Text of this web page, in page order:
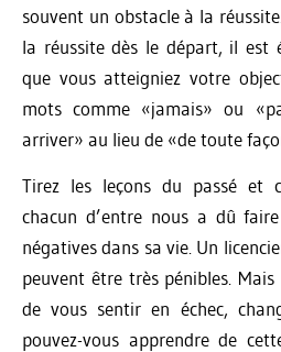
souvent un obstacle à la
la réussite dès le départ, il est
que vous atteigniez votre
mots comme «jamais» ou
arriver» au lieu de «de toute
Tirez les leçons du passé et
chacun d’entre nous a dû
négatives dans sa vie. Un
peuvent être très pénibles.
de vous sentir en échec,
pouvez-vous apprendre de